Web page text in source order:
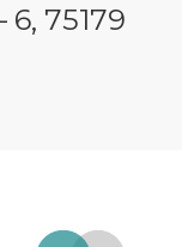
75179